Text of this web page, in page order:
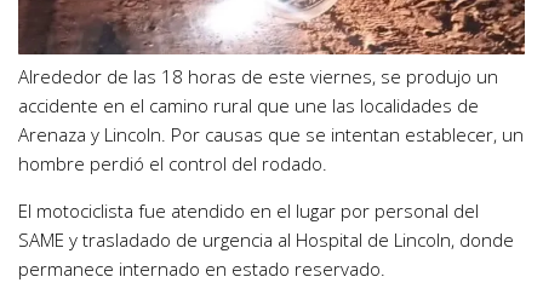
Alrededor de las 18 horas de este viernes, se produjo un
accidente en el camino rural que une las localidades de
Arenaza y Lincoln. Por causas que se intentan establecer, un
hombre perdió el control del rodado.
El motociclista fue atendido en el lugar por personal del
SAME y trasladado de urgencia al Hospital de Lincoln, donde
permanece internado en estado reservado.